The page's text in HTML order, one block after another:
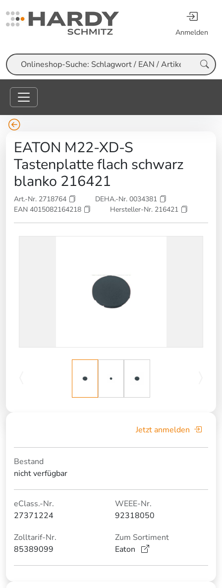
Anmelden
Suche
EATON M22-XD-S
Tastenplatte flach schwarz
blanko 216421
Art.-Nr. 2718764
DEHA.-Nr. 0034381
EAN 4015082164218
Hersteller-Nr. 216421
Jetzt anmelden
Bestand
nicht verfügbar
eClass.-Nr.
27371224
WEEE-Nr.
92318050
Zolltarif-Nr.
85389099
Zum Sortiment
Eaton